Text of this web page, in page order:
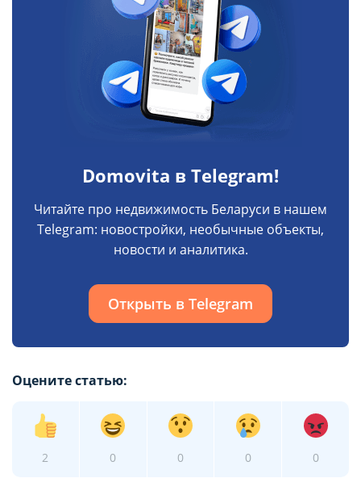
Domovita в Telegram!
Читайте про недвижимость Беларуси в нашем
Telegram: новостройки, необычные объекты,
новости и аналитика.
Открыть в Telegram
Оцените статью:
2 0 0 0 0